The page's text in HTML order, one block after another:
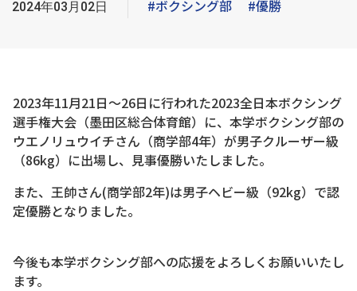
2024年03月02日 #ボクシング部 #優勝
2023年11月21日～26日に行われた2023全日本ボクシング
選手権大会（墨田区総合体育館）に、本学ボクシング部の
ウエノリュウイチさん（商学部4年）が男子クルーザー級
（86kg）に出場し、見事優勝いたしました。
また、王帥さん(商学部2年)は男子ヘビー級（92kg）で認
定優勝となりました。
今後も本学ボクシング部への応援をよろしくお願いいたし
ます。